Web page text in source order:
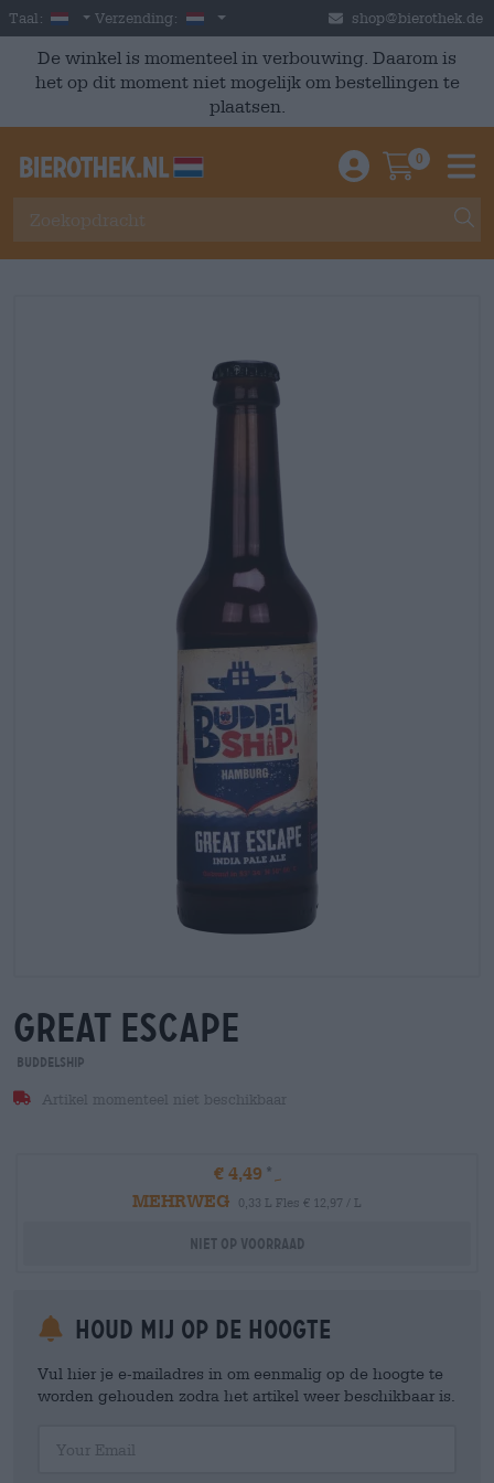
Skip to main content
Taal: Dutch
Verzending: Nederland shop@bierothek.de
De winkel is momenteel in verbouwing. Daarom is
het op dit moment niet mogelijk om bestellingen te
plaatsen.
Einloggen /
0
great escape
Buddelship
Artikel momenteel niet beschikbaar
€ 4,49
MEHRWEG
0,33 L Fles € 12,97 / L
Niet op voorraad
Houd mij op de hoogte
Vul hier je e-mailadres in om eenmalig op de hoogte te
worden gehouden zodra het artikel weer beschikbaar is.